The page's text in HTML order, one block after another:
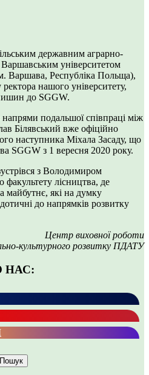
державним аграрно-
університетом
Варшава, Республіка Польща),
нашого університету,
до SGGW.
напрями подальшої співпраці між
Білявський вже офіційно
наступника Міхала Засаду, що
SGGW з 1 вересня 2020 року.
з Володимиром
факультету лісництва, де
майбутнє, які на думку
до напрямків розвитку
Центр виховної роботи
культурного розвитку ПДАТУ
НАС:
Пошук